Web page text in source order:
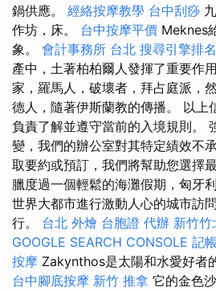
鍋供應。 經絡按摩教學 台中刮痧
作坊，床。 台中按摩平價 Meknes
象。 會計事務所 台北 搜尋引擎排名
產中，土著柏柏爾人發揮了重要作
家，羅馬人，破壞者，拜占庭派，
德人，隨著伊斯蘭教的傳播。 以上
負責了解並遵守當前的入境規則。
變，我們的辦公室對其特定績效不
取要約或預訂，我們將幫助您選擇
臘度過一個輕鬆的海灘假期，匈牙
世界大都市進行激動人心的城市訪
行。 台北 外燴 台胞證 代辦 新竹竹
GOOGLE SEARCH CONSOLE 記
按摩 Zakynthos是太陽和水愛好者
台中腳底按摩 新竹 推拿 它的金色